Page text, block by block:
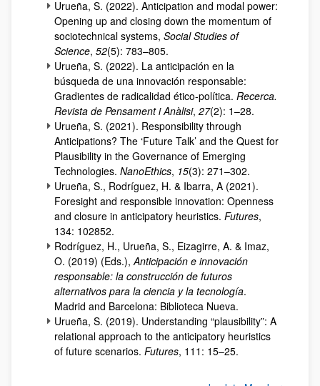
Urueña, S. (2022). Anticipation and modal power:
Opening up and closing down the momentum of
sociotechnical systems, Social Studies of
Science, 52(5): 783–805.
Urueña, S. (2022). La anticipación en la
búsqueda de una innovación responsable:
Gradientes de radicalidad ético-política. Recerca.
Revista de Pensament i Anàlisi, 27(2): 1–28.
Urueña, S. (2021). Responsibility through
Anticipations? The ‘Future Talk’ and the Quest for
Plausibility in the Governance of Emerging
Technologies. NanoEthics, 15(3): 271–302.
Urueña, S., Rodríguez, H. & Ibarra, A (2021).
Foresight and responsible innovation: Openness
and closure in anticipatory heuristics. Futures,
134: 102852.
Rodríguez, H., Urueña, S., Eizagirre, A. & Imaz,
O. (2019) (Eds.),Anticipación e innovación
responsable: la construcción de futuros
alternativos para la ciencia y la tecnología.
Madrid and Barcelona: Biblioteca Nueva.
Urueña, S. (2019). Understanding “plausibility”: A
relational approach to the anticipatory heuristics
of future scenarios. Futures, 111: 15–25.